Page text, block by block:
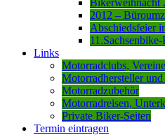
2012 –
Abschiedsfeier
Links
Motorradclubs,
Motorradhersteller
Motorradzubehör
Motorradreisen,
Private Biker-Seiten
Termin eintragen